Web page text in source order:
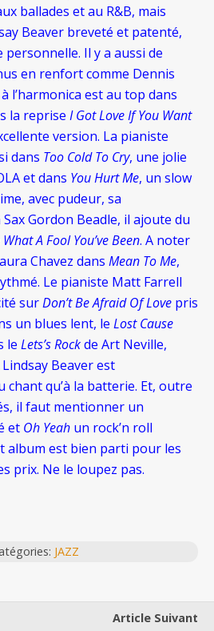
ballades et au R&B, mais
Beaver breveté et patenté,
Il y a aussi de
en renfort comme Dennis
l’harmonica est au top dans
la reprise I Got Love If You Want
version. La pianiste
dans Too Cold To Cry, une jolie
et dans You Hurt Me, un slow
avec pudeur, sa
Gordon Beadle, il ajoute du
What A Fool You’ve Been. A noter
Chavez dans Mean To Me,
Le pianiste Matt Farrell
surDon’t Be Afraid Of Love pris
un blues lent, le Lost Cause
le Lets’s Rockde Art Neville,
Beaver est
qu’à la batterie. Et, outre
il faut mentionner un
et Oh Yeah un rock’n roll
album est bien parti pour les
prix. Ne le loupez pas.
JAZZ
Article Suivant